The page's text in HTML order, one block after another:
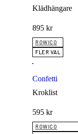
Klädhängare
895 kr
ROWICO
FLER VAL
Confetti
Kroklist
595 kr
ROWICO